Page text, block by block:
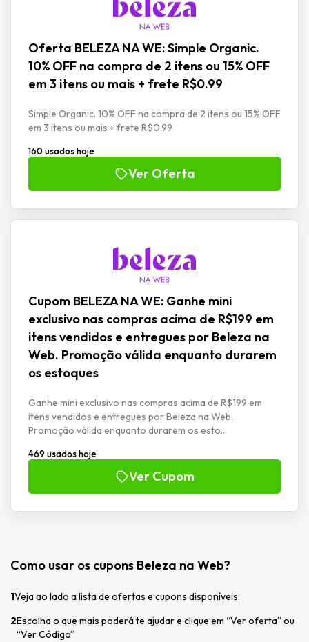
Oferta BELEZA NA WE: Simple Organic.
10% OFF na compra de 2 itens ou 15% OFF
em 3 itens ou mais + frete R$0.99
Simple Organic. 10% OFF na compra de 2 itens ou 15% OFF
em 3 itens ou mais + frete R$0.99
160 usados hoje
Ver Oferta
Cupom BELEZA NA WE: Ganhe mini
exclusivo nas compras acima de R$199 em
itens vendidos e entregues por Beleza na
Web. Promoção válida enquanto durarem
os estoques
Ganhe mini exclusivo nas compras acima de R$199 em
itens vendidos e entregues por Beleza na Web.
Promoção válida enquanto durarem os esto...
469 usados hoje
Ver Cupom
Como usar os cupons Beleza na Web?
1Veja ao lado a lista de ofertas e cupons disponíveis.
2Escolha o que mais poderá te ajudar e clique em “Ver oferta” ou
“Ver Código”